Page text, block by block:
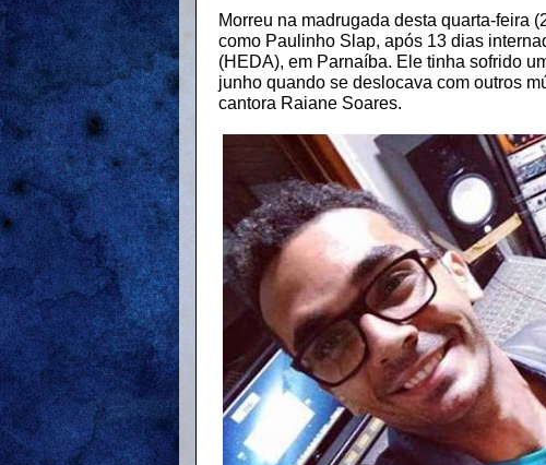
Morreu na madrugada desta quarta-feira
como Paulinho Slap, após 13 dias
(HEDA), em Parnaíba. Ele tinha sofrido
junho quando se deslocava com outros
cantora Raiane Soares.